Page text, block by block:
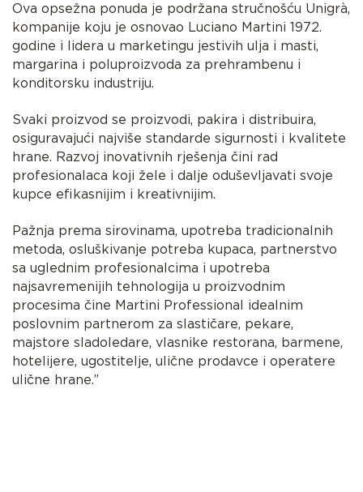
Ova opsežna ponuda je podržana stručnošću Unigrà,
kompanije koju je osnovao Luciano Martini 1972.
godine i lidera u marketingu jestivih ulja i masti,
margarina i poluproizvoda za prehrambenu i
konditorsku industriju.
Svaki proizvod se proizvodi, pakira i distribuira,
osiguravajući najviše standarde sigurnosti i kvalitete
hrane. Razvoj inovativnih rješenja čini rad
profesionalaca koji žele i dalje oduševljavati svoje
kupce efikasnijim i kreativnijim.
Pažnja prema sirovinama, upotreba tradicionalnih
metoda, osluškivanje potreba kupaca, partnerstvo
sa uglednim profesionalcima i upotreba
najsavremenijih tehnologija u proizvodnim
procesima čine Martini Professional idealnim
poslovnim partnerom za slastičare, pekare,
majstore sladoledare, vlasnike restorana, barmene,
hotelijere, ugostitelje, ulične prodavce i operatere
ulične hrane.”